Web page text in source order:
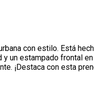
con estilo. Está
y un estampado frontal
¡Destaca con esta